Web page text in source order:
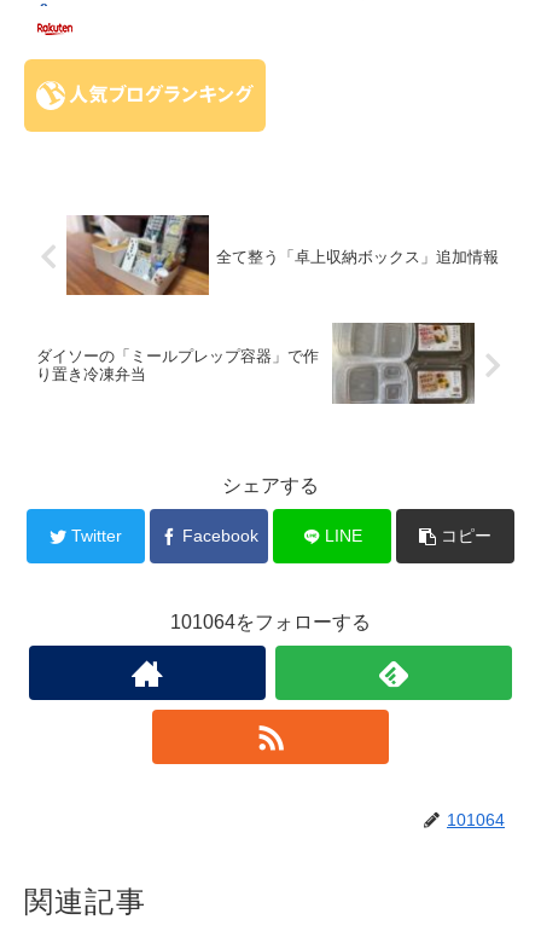
全て整う「卓上収納ボックス」追加情報
ダイソーの「ミールプレップ容器」で作
り置き冷凍弁当
シェアする
Twitter Facebook LINE コピー
101064をフォローする
101064
関連記事